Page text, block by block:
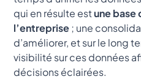
qui en résulte estune base
l’entreprise ; une
d’améliorer, et sur le long
visibilité sur ces données
décisions éclairées.